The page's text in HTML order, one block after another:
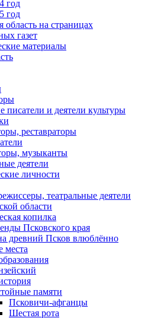
год
год
область на страницах
газет
материалы
писатели и деятели культуры
реставраторы
музыканты
деятели
личности
театральные деятели
области
копилка
Псковского края
древний Псков влюблённо
места
памяти
Псковичи-афганцы
Шестая рота